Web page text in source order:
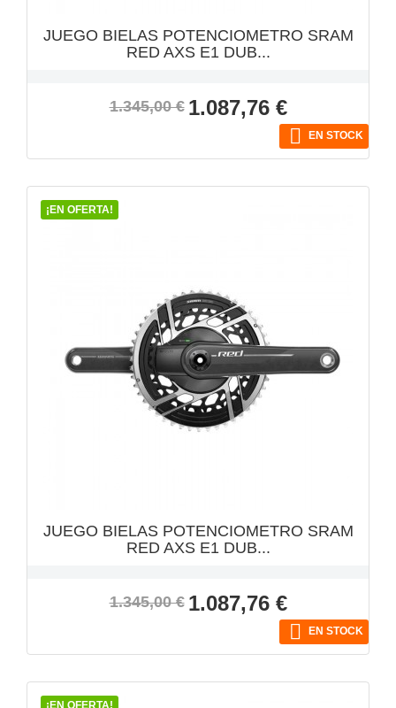
JUEGO BIELAS POTENCIOMETRO SRAM
RED AXS E1 DUB...
Precio
1.345,00 € Precio
1.087,76 €
 EN STOCK
¡EN OFERTA!
JUEGO BIELAS POTENCIOMETRO SRAM
RED AXS E1 DUB...
Precio
1.345,00 € Precio
1.087,76 €
 EN STOCK
¡EN OFERTA!
VISTA RÁPIDA